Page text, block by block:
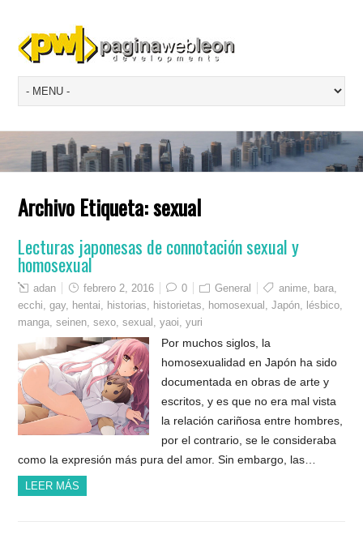
Archivo Etiqueta:sexual
Lecturas japonesas de connotación sexual y
homosexual
adan febrero 2, 2016 0 General anime bara
ecchi ,gay, hentai historias historietas homosexual ,Japón lésbico
manga ,seinen ,sexo ,sexual ,yaoi ,yuri
Por muchos siglos, la
homosexualidad en Japón ha sido
documentada en obras de arte y
escritos, y es que no era mal vista
la relación cariñosa entre hombres,
por el contrario, se le consideraba
como la expresión más pura del amor. Sin embargo, las…
LEER MÁS